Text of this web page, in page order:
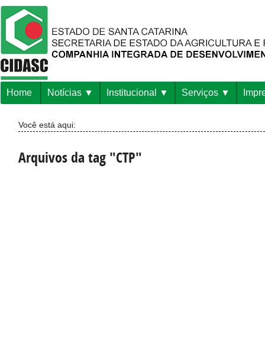
Home Notícias Institucional Serviços
Você está aqui:
Arquivos da tag "CTP"